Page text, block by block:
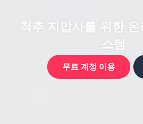
척추 지압사를 위한
스템
무료 계정 이용